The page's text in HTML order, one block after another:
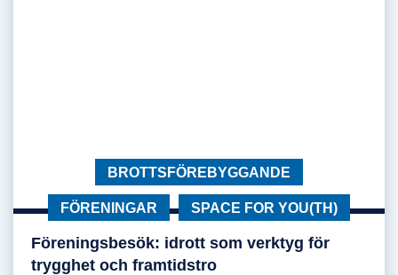
Föreningsbesök: idrott som verktyg för
trygghet och framtidstro
Föreningsbesök: idrott som verktyg för
KATEGORI:
BROTTSFÖREBYGGANDE
KATEGORI:
FÖRENINGAR KATEGORI:
SPACE FOR YOU(TH)